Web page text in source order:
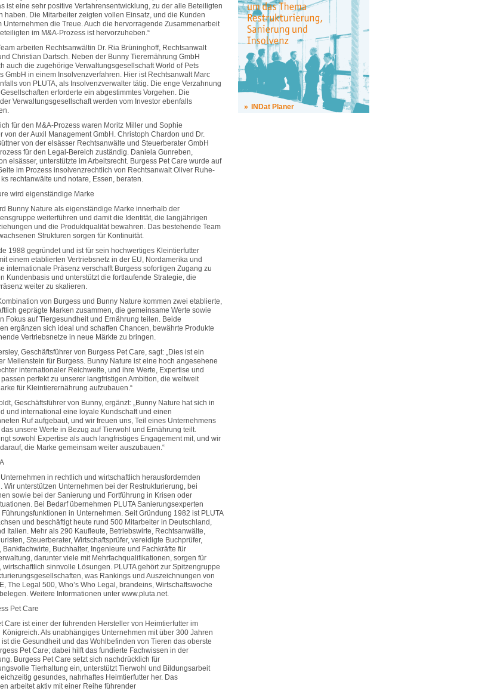
ist eine sehr positive Verfahrensentwicklung, zu der alle Beteiligten
haben. Die Mitarbeiter zeigten vollen Einsatz, und die Kunden
Unternehmen die Treue. Auch die hervorragende Zusammenarbeit
im M&A-Prozess ist hervorzuheben.“
arbeiten Rechtsanwältin Dr. Ria Brüninghoff, Rechtsanwalt
Christian Dartsch. Neben der Bunny Tierernährung GmbH
auch die zugehörige Verwaltungsgesellschaft World of Pets
GmbH in einem Insolvenzverfahren. Hier ist Rechtsanwalt Marc
von PLUTA, als Insolvenzverwalter tätig. Die enge Verzahnung
erforderte ein abgestimmtes Vorgehen. Die
Verwaltungsgesellschaft werden vom Investor ebenfalls
für den M&A-Prozess waren Moritz Miller und Sophie
von der Auxil Management GmbH. Christoph Chardon und Dr.
von der elsässer Rechtsanwälte und Steuerberater GmbH
für den Legal-Bereich zuständig. Daniela Gunreben,
elsässer, unterstützte im Arbeitsrecht. Burgess Pet Care wurde auf
im Prozess insolvenzrechtlich von Rechtsanwalt Oliver Ruhe-
rechtanwälte und notare, Essen, beraten.
wird eigenständige Marke
Bunny Nature als eigenständige Marke innerhalb der
weiterführen und damit die Identität, die langjährigen
und die Produktqualität bewahren. Das bestehende Team
Strukturen sorgen für Kontinuität.
1988 gegründet und ist für sein hochwertiges Kleintierfutter
einem etablierten Vertriebsnetz in der EU, Nordamerika und
internationale Präsenz verschafft Burgess sofortigen Zugang zu
Kundenbasis und unterstützt die fortlaufende Strategie, die
weiter zu skalieren.
von Burgess und Bunny Nature kommen zwei etablierte,
geprägte Marken zusammen, die gemeinsame Werte sowie
Fokus auf Tiergesundheit und Ernährung teilen. Beide
ergänzen sich ideal und schaffen Chancen, bewährte Produkte
Vertriebsnetze in neue Märkte zu bringen.
Geschäftsführer von Burgess Pet Care, sagt: „Dies ist ein
Meilenstein für Burgess. Bunny Nature ist eine hoch angesehene
internationaler Reichweite, und ihre Werte, Expertise und
perfekt zu unserer langfristigen Ambition, die weltweit
für Kleintierernährung aufzubauen.“
Geschäftsführer von Bunny, ergänzt: „Bunny Nature hat sich in
und international eine loyale Kundschaft und einen
Ruf aufgebaut, und wir freuen uns, Teil eines Unternehmens
unsere Werte in Bezug auf Tierwohl und Ernährung teilt.
sowohl Expertise als auch langfristiges Engagement mit, und wir
die Marke gemeinsam weiter auszubauen.“
Unternehmen in rechtlich und wirtschaftlich herausfordernden
Wir unterstützen Unternehmen bei der Restrukturierung, bei
sowie bei der Sanierung und Fortführung in Krisen oder
Bei Bedarf übernehmen PLUTA Sanierungsexperten
in Unternehmen. Seit Gründung 1982 ist PLUTA
und beschäftigt heute rund 500 Mitarbeiter in Deutschland,
Italien. Mehr als 290 Kaufleute, Betriebswirte, Rechtsanwälte,
Steuerberater, Wirtschaftsprüfer, vereidigte Buchprüfer,
Bankfachwirte, Buchhalter, Ingenieure und Fachkräfte für
darunter viele mit Mehrfachqualifikationen, sorgen für
wirtschaftlich sinnvolle Lösungen. PLUTA gehört zur Spitzengruppe
was Rankings und Auszeichnungen von
The Legal 500, Who’s Who Legal, brandeins, Wirtschaftswoche
Weitere Informationen unter www.pluta.net.
Pet Care
Care ist einer der führenden Hersteller von Heimtierfutter im
Königreich. Als unabhängiges Unternehmen mit über 300 Jahren
ist die Gesundheit und das Wohlbefinden von Tieren das oberste
Pet Care; dabei hilft das fundierte Fachwissen in der
Burgess Pet Care setzt sich nachdrücklich für
Tierhaltung ein, unterstützt Tierwohl und Bildungsarbeit
gesundes, nahrhaftes Heimtierfutter her. Das
arbeitet aktiv mit einer Reihe führender
INDat Planer